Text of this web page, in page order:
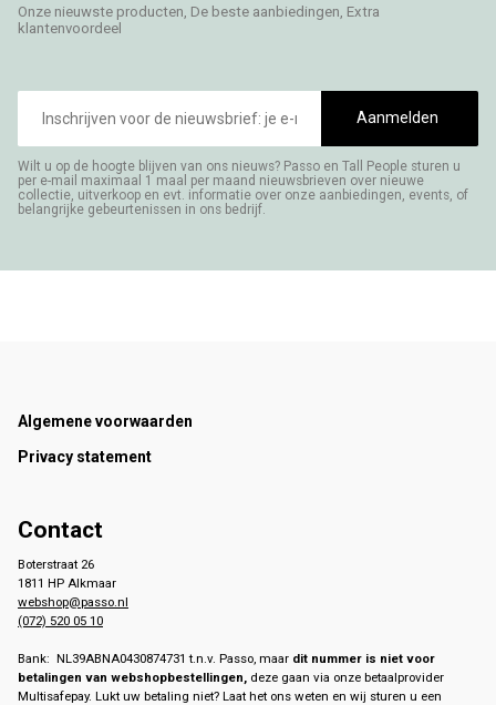
Onze nieuwste producten, De beste aanbiedingen, Extra
klantenvoordeel
mailadres
Aanmelden
Wilt u op de hoogte blijven van ons nieuws? Passo en Tall People sturen u
per e-mail maximaal 1 maal per maand nieuwsbrieven over nieuwe
collectie, uitverkoop en evt. informatie over onze aanbiedingen, events, of
belangrijke gebeurtenissen in ons bedrijf.
Footer
Algemene voorwaarden
Privacy statement
Contact
Boterstraat 26
1811 HP Alkmaar
webshop@passo.nl
(072) 520 05 10
Bank: NL39ABNA0430874731 t.n.v. Passo, maar dit nummer is niet voor
betalingen van webshopbestellingen, deze gaan via onze betaalprovider
Multisafepay. Lukt uw betaling niet? Laat het ons weten en wij sturen u een